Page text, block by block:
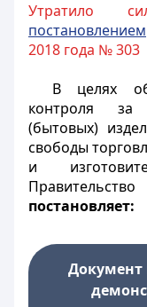
Утратило
постановлением
2018 года № 303
В целях
контроля за
(бытовых)
свободы
и
постановляет:
Документ